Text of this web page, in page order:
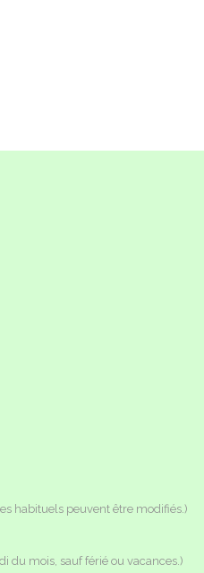
habituels peuvent être modifiés.)
du mois, sauf férié ou vacances.)